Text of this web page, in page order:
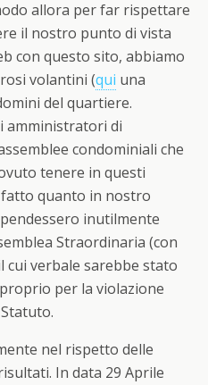
allora per far rispettare
il nostro punto di vista
con questo sito, abbiamo
volantini (qui una
del quartiere.
amministratori di
condominiali che
tenere in questi
quanto in nostro
inutilmente
Straordinaria (con
verbale sarebbe stato
per la violazione
nel rispetto delle
In data 29 Aprile